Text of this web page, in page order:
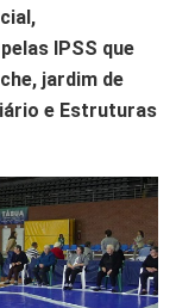
IPSS que
jardim de
e Estruturas